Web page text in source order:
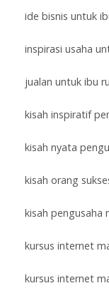
ide bisnis untuk
inspirasi usaha
jualan untuk ibu
kisah inspiratif
kisah nyata
kisah orang
kisah pengusaha
kursus internet
kursus internet